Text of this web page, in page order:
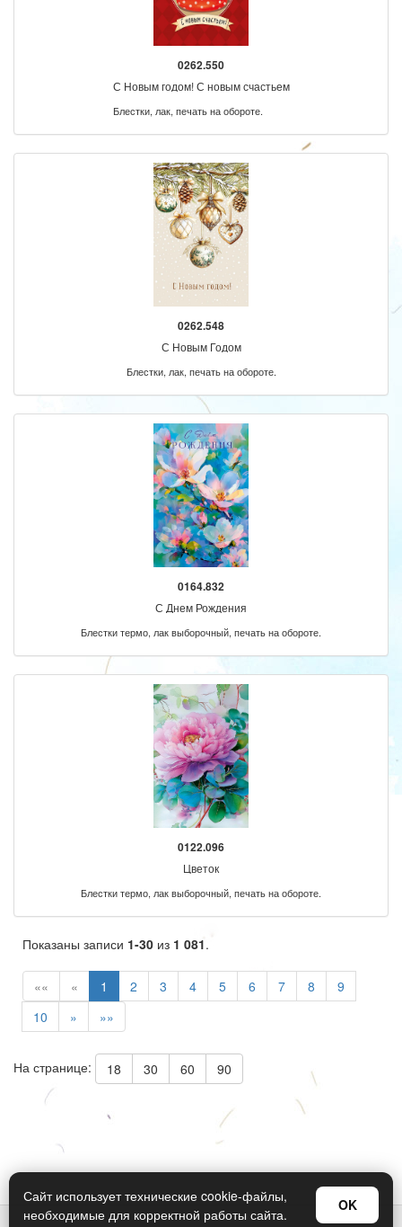
0262.550
С Новым годом! С новым счастьем
Блестки, лак, печать на обороте.
0262.548
С Новым Годом
Блестки, лак, печать на обороте.
0164.832
С Днем Рождения
Блестки термо, лак выборочный, печать на обороте.
0122.096
Цветок
Блестки термо, лак выборочный, печать на обороте.
Показаны записи 1-30 из 1 081.
«« « 1 2 3 4 5 6 7 8
9
10
» »»
На странице: 18 30 60 90
Сайт использует технические cookie-файлы,
необходимые для корректной работы сайта.
OK